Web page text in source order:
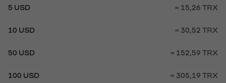
5 USD = 15,26 TRX
10 USD = 30,52 TRX
50 USD = 152,59 TRX
100 USD = 305,19 TRX